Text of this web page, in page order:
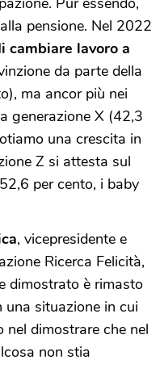
pensione. Nel 2022
cambiare lavoro a
da parte della
ma ancor più nei
generazione X (42,3
una crescita in
Z si attesta sul
per cento, i baby
, vicepresidente e
Ricerca Felicità,
dimostrato è rimasto
situazione in cui
dimostrare che nel
non stia